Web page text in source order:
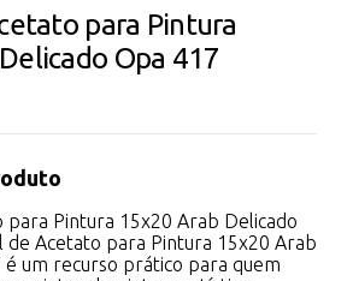
para Pintura
Opa 417
para Pintura 15x20 Arab Delicado
de Acetato para Pintura 15x20 Arab
é um recurso prático para quem